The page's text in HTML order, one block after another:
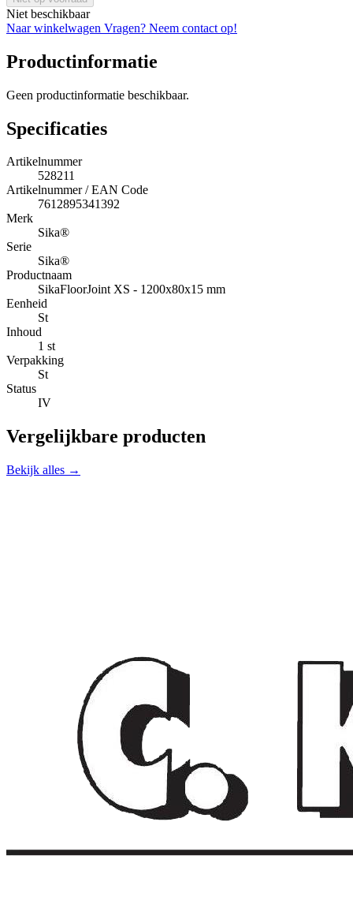
Niet beschikbaar
Naar winkelwagen Vragen? Neem contact op!
Productinformatie
Geen productinformatie beschikbaar.
Specificaties
Artikelnummer
528211
Artikelnummer / EAN Code
7612895341392
Merk
Sika®
Serie
Sika®
Productnaam
SikaFloorJoint XS - 1200x80x15 mm
Eenheid
St
Inhoud
1 st
Verpakking
St
Status
IV
Vergelijkbare producten
Bekijk alles →